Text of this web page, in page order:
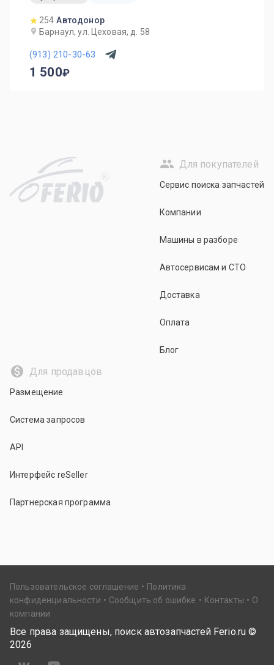
254 Автодонор
Барнаул, ул. Цеховая, д. 58
(913) 210-30-63
1 500
R
Для покупателей
Сервис поиска запчастей
Компании
Машины в разборе
Автосервисам и СТО
Доставка
Оплата
Блог
Для продавцов
Размещение
Система запросов
API
Интерфейс reSeller
Партнерская программа
Пользовательское соглашение
Политика
конфиденциальности
Сообщить об ошибке Контакты
О
компании
Все права защищены, поиск автозапчастей Ferio.ru ©
2026